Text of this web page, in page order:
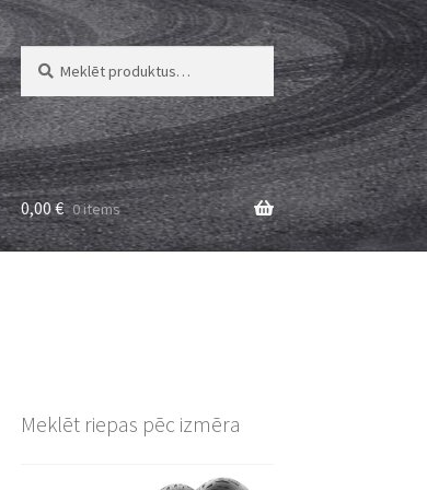
Meklēt:
Meklēt
0,00€ 0 items
Meklēt riepas pēc izmēra